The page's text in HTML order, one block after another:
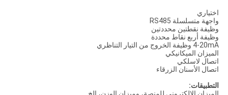
اختياري
واجهة متسلسلة RS485
وظيفة نقطتين محددتين
وظيفة أربع نقاط محددة
4-20mA وظيفة الخروج من التيار التناظري
الميزان الميكانيكي
اتصال لاسلكي
اتصال الأسنان الزرقاء
التطبيقات: